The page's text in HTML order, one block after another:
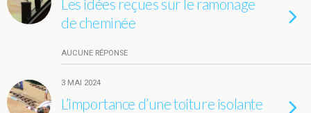
Les idées reçues sur le ramonage
de cheminée
AUCUNE RÉPONSE
3 MAI 2024
L’importance d’une toiture isolante